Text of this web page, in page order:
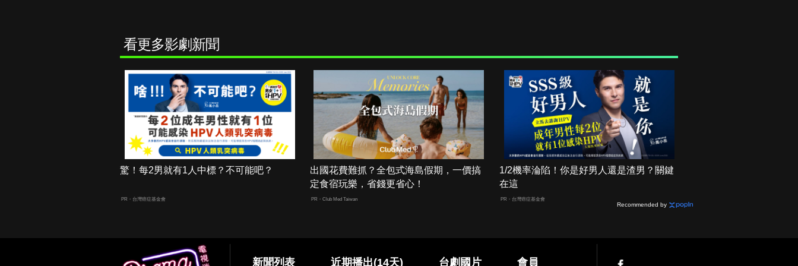
看更多影劇新聞
驚！每2男就有1人中標？不可能吧？
PR・台灣癌症基金會
出國花費難抓？全包式海島假期，一價搞
定食宿玩樂，省錢更省心！
PR・Club Med Taiwan
1/2機率淪陷！你是好男人還是渣男？關鍵
在這
PR・台灣癌症基金會
Recommended by
新聞列表 近期播出(14天) 台劇國片 會員